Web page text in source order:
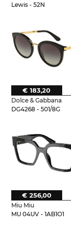
Lewis - 52N
Dolce & Gabbana
DG4268 - 501/8G
€ 183,20
Miu Miu
MU 04UV - 1AB1O1
€ 256,00